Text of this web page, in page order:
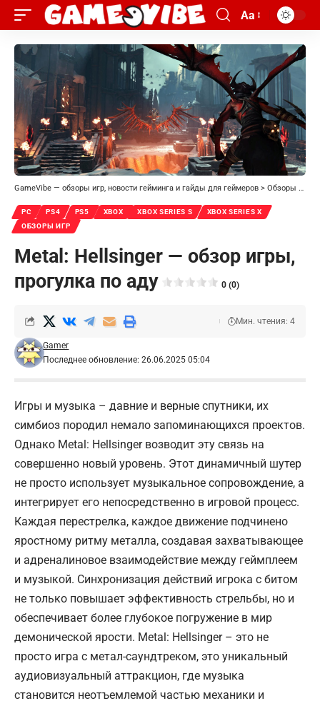
Aa
GameVibe — обзоры игр, новости гейминга и гайды для геймеров > Обзоры игр
PC PS4 PS5 XBOX XBOX SERIES S
XBOX SERIES X
ОБЗОРЫ ИГР
Metal: Hellsinger — обзор игры,
прогулка по аду
0 (0)
Последнее обновление: 26.06.2025 05:04
Gamer
Мин. чтения: 4
Игры и музыка – давние и верные спутники, их
симбиоз породил немало запоминающихся проектов.
Однако Metal: Hellsinger возводит эту связь на
совершенно новый уровень. Этот динамичный шутер
не просто использует музыкальное сопровождение, а
интегрирует его непосредственно в игровой процесс.
Каждая перестрелка, каждое движение подчинено
яростному ритму металла, создавая захватывающее
и адреналиновое взаимодействие между геймплеем
и музыкой. Синхронизация действий игрока с битом
не только повышает эффективность стрельбы, но и
обеспечивает более глубокое погружение в мир
демонической ярости. Metal: Hellsinger – это не
просто игра с метал-саундтреком, это уникальный
аудиовизуальный аттракцион, где музыка
становится неотъемлемой частью механики и